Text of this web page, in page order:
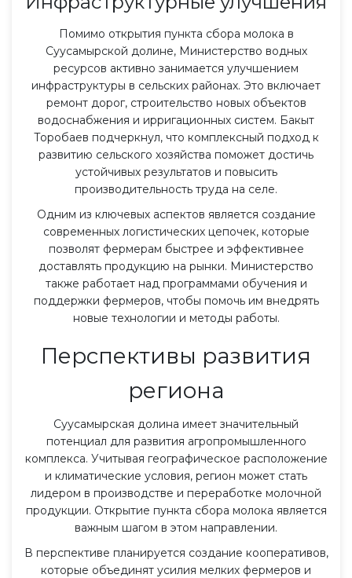
Помимо открытия пункта сбора молока в
Суусамырской долине, Министерство водных
ресурсов активно занимается улучшением
инфраструктуры в сельских районах. Это включает
ремонт дорог, строительство новых объектов
водоснабжения и ирригационных систем. Бакыт
Торобаев подчеркнул, что комплексный подход к
развитию сельского хозяйства поможет достичь
устойчивых результатов и повысить
производительность труда на селе.
Одним из ключевых аспектов является создание
современных логистических цепочек, которые
позволят фермерам быстрее и эффективнее
доставлять продукцию на рынки. Министерство
также работает над программами обучения и
поддержки фермеров, чтобы помочь им внедрять
новые технологии и методы работы.
Перспективы развития
региона
Суусамырская долина имеет значительный
потенциал для развития агропромышленного
комплекса. Учитывая географическое расположение
и климатические условия, регион может стать
лидером в производстве и переработке молочной
продукции. Открытие пункта сбора молока является
важным шагом в этом направлении.
В перспективе планируется создание кооперативов,
которые объединят усилия мелких фермеров и